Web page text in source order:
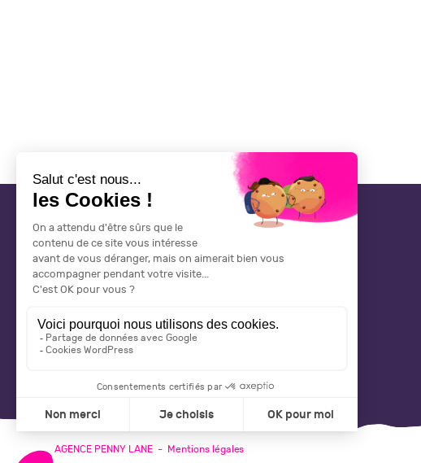
CONTACT
AGENCE PENNY LANE- Mentions légales